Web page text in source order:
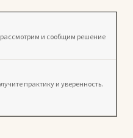
и сообщим решение
практику и уверенность.